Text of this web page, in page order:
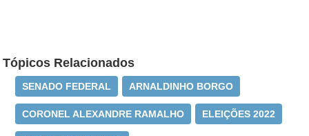
Tópicos Relacionados
SENADO FEDERAL ARNALDINHO BORGO
CORONEL ALEXANDRE RAMALHO ELEIÇÕES 2022